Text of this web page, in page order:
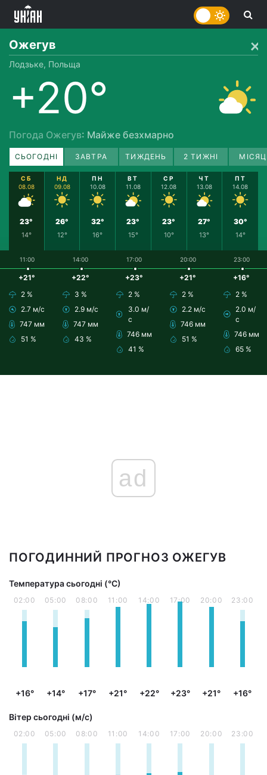
Ожегув
Лодзьке, Польща
+20°
Погода Ожегув: Майже безхмарно
СЬОГОДНІ ЗАВТРА ТИЖДЕНЬ 2 ТИЖНІ
СБ
08.08
23°
14°
НД
09.08
26°
12°
ПН
10.08
32°
16°
ВТ
11.08
23°
15°
СР
12.08
23°
10°
ЧТ
13.08
27°
13°
ПТ
14.08
30°
14°
11:00
+21°
2 %
2.7 м/с
747 мм
51 %
14:00
+22°
3 %
2.9 м/с
747 мм
43 %
17:00
+23°
2 %
3.0 м/
с
746 мм
41 %
20:00
+21°
2 %
2.2 м/с
746 мм
51 %
23:00
+16°
2 %
2.0 м/
с
746 мм
65 %
ad
ПОГОДИННИЙ ПРОГНОЗ ОЖЕГУВ
Температура сьогодні (°С)
02:00
+16°
05:00
+14°
08:00
+17°
11:00
+21°
14:00
+22°
17:00
+23°
20:00
+21°
23:00
+16°
Вітер сьогодні (м/с)
02:00 05:00 08:00 11:00 14:00 17:00 20:00 23:00